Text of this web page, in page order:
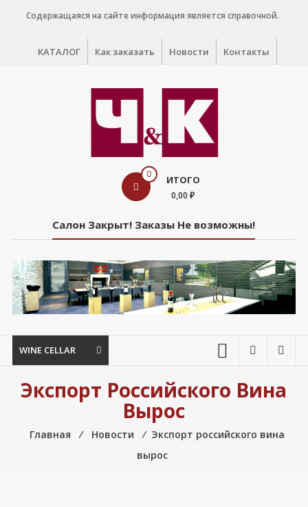
Содержащаяся на сайте информация является справочной.
КАТАЛОГ Как заказать Новости Контакты
дегустации
0 ИТОГО
0,00 ₽
Салон Закрыт! Заказы Не возможны!
WINE CELLAR
Экспорт Российского Вина
Вырос
Главная ⁄ Новости ⁄ Экспорт российского вина
вырос